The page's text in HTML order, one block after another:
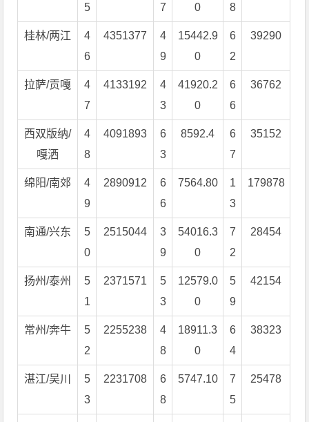
5
7
0
8
桂林/两江
4
6
4351377
4
9
15442.9
0
6
2
39290
拉萨/贡嘎
4
7
4133192
4
3
41920.2
0
6
6
36762
西双版纳/
嘎洒
4
8
4091893
6
3
8592.4
6
7
35152
绵阳/南郊
4
9
2890912
6
6
7564.80
1
3
179878
南通/兴东
5
0
2515044
3
9
54016.3
0
7
2
28454
扬州/泰州
5
1
2371571
5
3
12579.0
0
5
9
42154
常州/奔牛
5
2
2255238
4
8
18911.3
0
6
4
38323
湛江/吴川
5
3
2231708
6
8
5747.10
7
5
25478